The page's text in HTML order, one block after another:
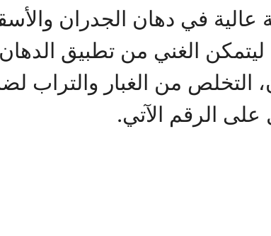
عالية في دهان الجدران
الغني من تطبيق
التخلص من الغبار والتراب
على الرقم الآتي.